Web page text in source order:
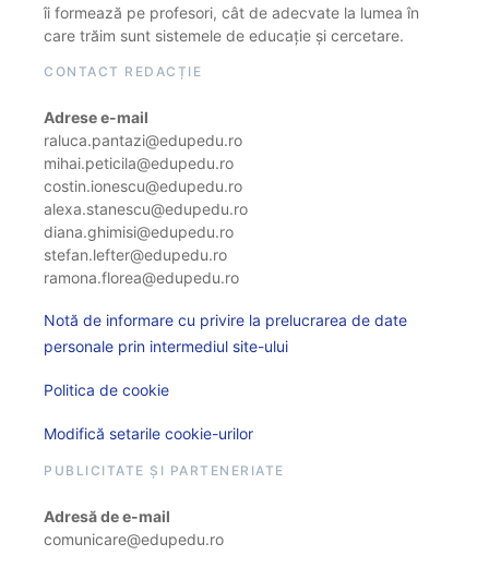
îi formează pe profesori, cât de adecvate la lumea în
care trăim sunt sistemele de educație și cercetare.
CONTACT REDACȚIE
Adrese e-mail
raluca.pantazi@edupedu.ro
mihai.peticila@edupedu.ro
costin.ionescu@edupedu.ro
alexa.stanescu@edupedu.ro
diana.ghimisi@edupedu.ro
stefan.lefter@edupedu.ro
ramona.florea@edupedu.ro
Notă de informare cu privire la prelucrarea de date
personale prin intermediul site-ului
Politica de cookie
Modifică setarile cookie-urilor
PUBLICITATE ȘI PARTENERIATE
Adresă de e-mail
comunicare@edupedu.ro